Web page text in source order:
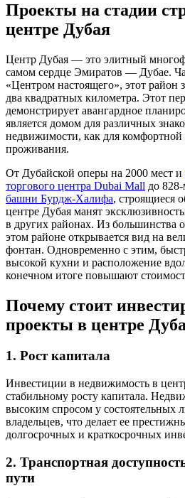
Проекты на стадии
центре Дубая
Центр Дубая — это элитный
самом сердце Эмиратов — Дубае.
«Центром настоящего», этот район
два квадратных километра. Этот
демонстрирует авангардное
является домом для различных
недвижимости, как для
проживания.
От Дубайской оперы на 2000 мест и
торгового центра Dubai Mall до
башни Бурдж-Халифа, строящиеся
центре Дубая манят
в других районах. Из большинства
этом районе открывается вид на
фонтан. Одновременно с этим,
высокой кухни и расположение
конечном итоге повышают
Почему стоит
проекты в центре
1. Рост капитала
Инвестиции в недвижимость в
стабильному росту капитала.
высоким спросом у состоятельных
владельцев, что делает ее
долгосрочных и краткосрочных
2. Транспортная
пути